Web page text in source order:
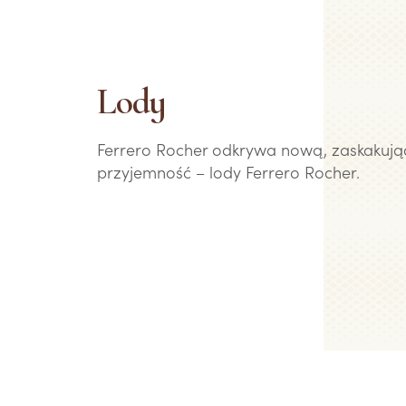
Lody
Ferrero Rocher odkrywa nową,
przyjemność – lody Ferrero Rocher.